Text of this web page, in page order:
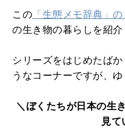
この 「生態メモ辞典」
の生き物の暮らしを紹介
シリーズをはじめたば
うなコーナーですが、
＼ぼくたちが日本の生
見